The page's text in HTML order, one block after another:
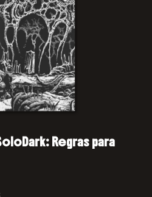
Regras para